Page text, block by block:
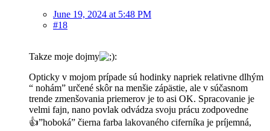
June 19, 2024 at 5:48 PM
#18
Takze moje dojmy
:
Opticky v mojom prípade sú hodinky napriek relativne dlhým
“ nohám” určené skôr na menšie zápästie, ale v súčasnom
trende zmenšovania priemerov je to asi OK. Spracovanie je
velmi fajn, nano povlak odvádza svoju prácu zodpovedne
👍”hoboká” čierna farba lakovaného ciferníka je príjemná,